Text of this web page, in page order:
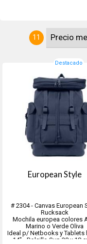
11
Destacado
European Style
# 2304 - Canvas European
Rucksack
Mochila europea colores
Marino o Verde Oliva
Ideal p/ Netbooks y Tablets
14" - Bolsillo Sup.30 x 18